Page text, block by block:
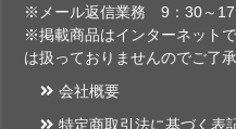
※メール返信業務 9：30～17
※掲載商品はインターネット
は扱っておりませんのでご了承
会社概要
特定商取引法に基づく表